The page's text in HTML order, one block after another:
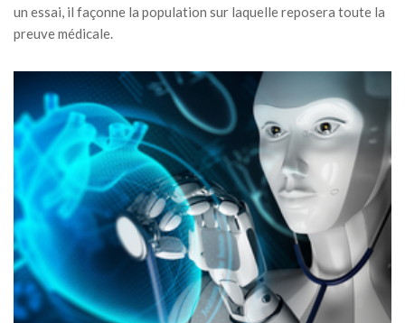
un essai, il façonne la population sur laquelle reposera toute la
preuve médicale.